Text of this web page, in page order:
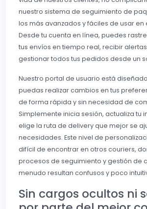
nuestro sistema de seguimiento de
los más avanzados y fáciles de usar en
Desde tu cuenta en línea, puedes
tus envíos en tiempo real, recibir
gestionar todos tus pedidos desde un
Nuestro portal de usuario está
puedas realizar cambios en tus
de forma rápida y sin necesidad de
Simplemente inicia sesión, actualiza tu
elige la ruta de delivery que mejor se
necesidades. Este nivel de
difícil de encontrar en otros couriers,
procesos de seguimiento y gestión de
menudo resultan confusos y poco
Sin cargos ocultos ni